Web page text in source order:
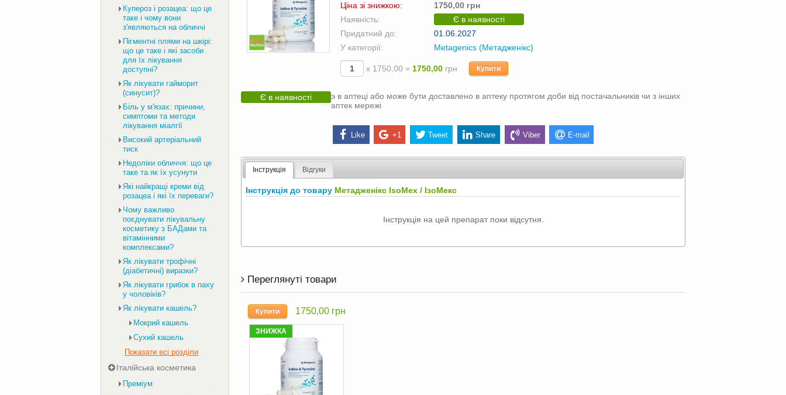
Ціна зі знижкою:
1750,00 грн
Наявність:
Є в наявності
Придатний до:
01.06.2027
У категорії:
Metagenics (Метадженікс)
х 1750,00 = 1750,00 грн Купити
Є в наявності
э в аптеці або може бути доставлено в аптеку протягом доби від постачальників чи з інших
аптек мережі
Like +1 Tweet Share Viber E-mail
Інструкція Відгуки
Інструкція до товару Метадженікс IsoMex / ІзоМекс
Інструкція на цей препарат поки відсутня.
Переглянуті товари
Купити 1750,00 грн
ЗНИЖКА
Купероз і розацеа: що це
таке і чому вони
з'являються на обличчі
Пігментні плями на шкірі:
що це таке і які засоби
для їх лікування
доступні?
Як лікувати гайморит
(синусит)?
Біль у м'язах: причини,
симптоми та методи
лікування міалгії
Високий артеріальний
тиск
Недоліки обличчя: що це
таке та як їх усунути
Які найкращі креми від
розацеа і які їх переваги?
Чому важливо
поєднувати лікувальну
косметику з БАДами та
вітамінними
комплексами?
Як лікувати трофічні
(діабетичні) виразки?
Як лікувати грибок в паху
у чоловіків?
Як лікувати кашель?
Мокрий кашель
Сухий кашель
Показати всі розділи
Італійська косметика
Преміум